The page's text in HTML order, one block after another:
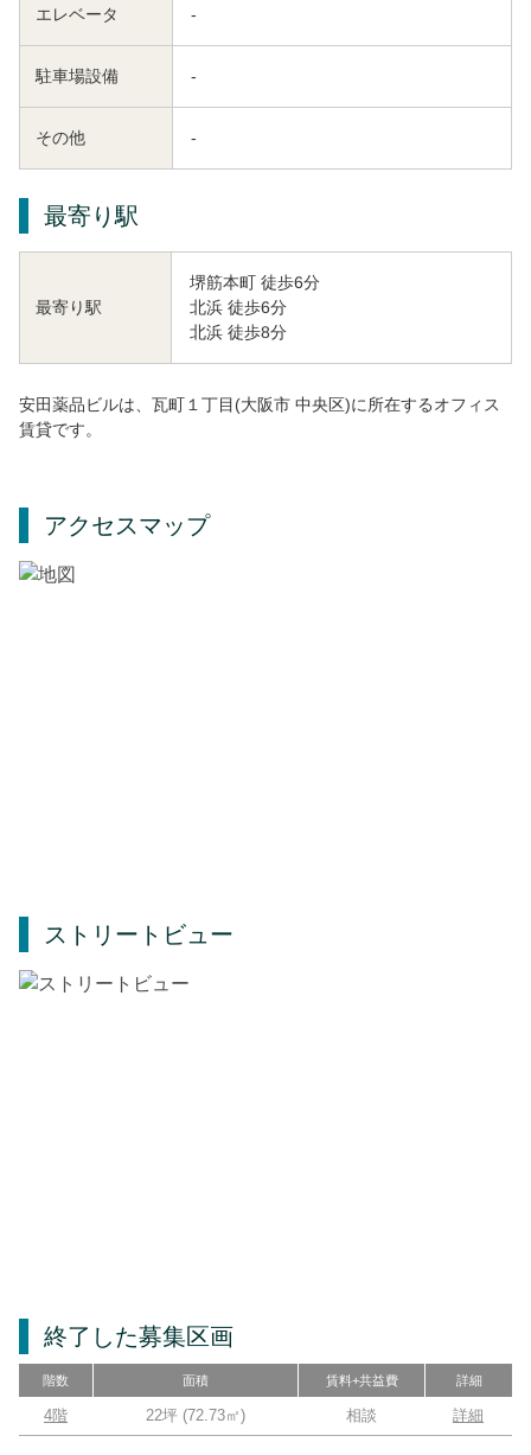
エレベータ -
駐車場設備 -
その他 -
最寄り駅
最寄り駅
堺筋本町 徒歩6分
北浜 徒歩6分
北浜 徒歩8分
安田薬品ビルは、瓦町１丁目(大阪市 中央区)に所在するオフィス
賃貸です。
アクセスマップ
ストリートビュー
終了した募集区画
階数 面積 賃料+共益費 詳細
4階 22坪 (72.73㎡) 相談 詳細